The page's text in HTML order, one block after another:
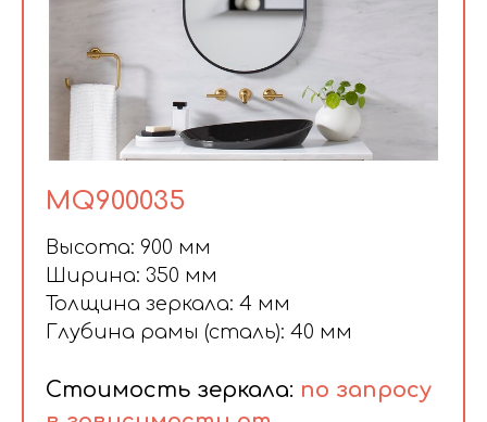
MQ900035
Высота: 900 мм
Ширина: 350 мм
Толщина зеркала: 4 мм
Глубина рамы (сталь): 40 мм
Стоимость зеркала: по запросу